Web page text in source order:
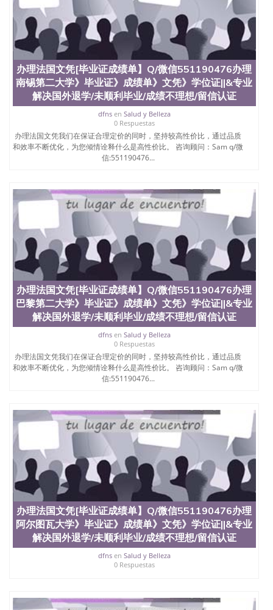
办理法国文凭[毕业证成绩单】Q/微信551190476办理
南锡第二大学》毕业证》成绩单》文凭》学位证||&专业
解决国外退学/未顺利毕业/成绩不理想/留信认证
dfnsen Salud y Belleza
0 Respuestas
办理法国文凭我们在保证合理定价的同时，坚持较高性价比，通过品质
和效率不断优化，为您倾情诠释什么是高性价比。 咨询顾问：Sam q/微
信:551190476...
办理法国文凭[毕业证成绩单】Q/微信551190476办理
巴黎第二大学》毕业证》成绩单》文凭》学位证||&专业
解决国外退学/未顺利毕业/成绩不理想/留信认证
dfnsen Salud y Belleza
0 Respuestas
办理法国文凭我们在保证合理定价的同时，坚持较高性价比，通过品质
和效率不断优化，为您倾情诠释什么是高性价比。 咨询顾问：Sam q/微
信:551190476...
办理法国文凭[毕业证成绩单】Q/微信551190476办理
阿尔图瓦大学》毕业证》成绩单》文凭》学位证||&专业
解决国外退学/未顺利毕业/成绩不理想/留信认证
dfnsen Salud y Belleza
0 Respuestas